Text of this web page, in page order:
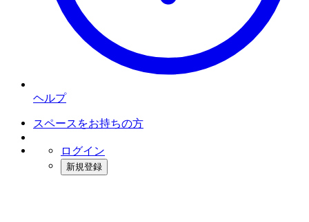
ヘルプ
スペースをお持ちの方
ログイン
新規登録